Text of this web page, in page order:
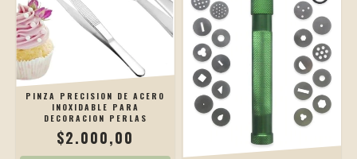
PINZA PRECISION DE ACERO
INOXIDABLE PARA
DECORACION PERLAS
$2.000,00